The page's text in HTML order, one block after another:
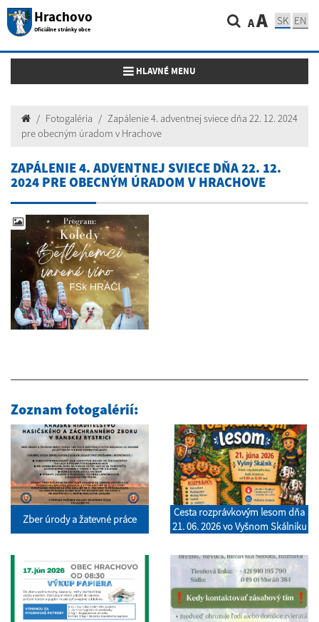
Hrachovo
Oficiálne stránky obce AA SK EN
Toggle navigation
HLAVNÉ MENU
Fotogaléria
Zapálenie 4. adventnej sviece dňa 22. 12. 2024
pre obecným úradom v Hrachove
ZAPÁLENIE 4. ADVENTNEJ SVIECE DŇA 22. 12.
2024 PRE OBECNÝM ÚRADOM V HRACHOVE
Zoznam fotogalérií:
Zber úrody a žatevné práce
Cesta rozprávkovým lesom dňa
21. 06. 2026 vo Vyšnom Skálniku